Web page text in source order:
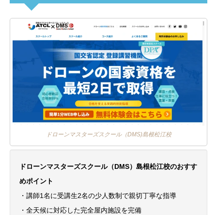
ドローンマスターズスクール（DMS)島根松江校
ドローンマスターズスクール（DMS）島根松江校のおすす
めポイント
・講師1名に受講生2名の少人数制で親切丁寧な指導
・全天候に対応した完全屋内施設を完備